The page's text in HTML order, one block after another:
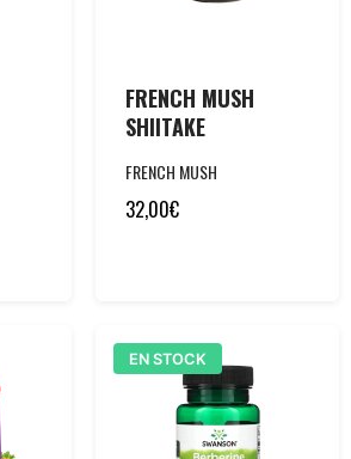
FRENCH MUSH
SHIITAKE
FRENCH MUSH
32,00€
EN STOCK